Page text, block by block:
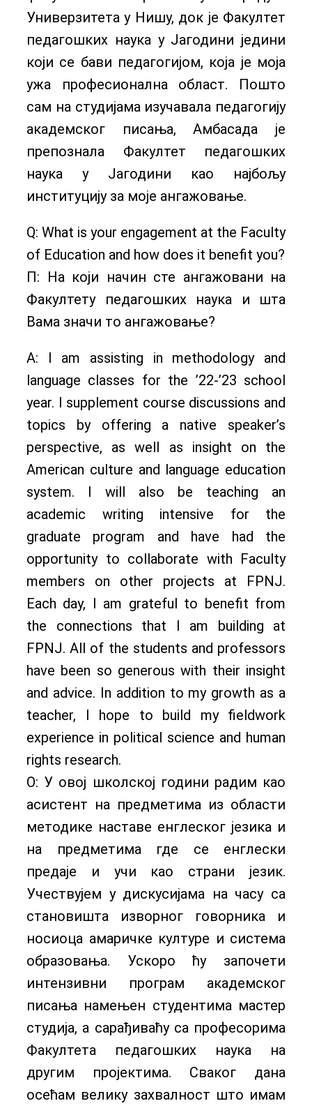
Универзитета у Нишу, док је Факултет
педагошких наука у Јагодини једини
који се бави педагогијом, која је моја
ужа професионална област. Пошто
сам на студијама изучавала педагогију
академског писања, Амбасада је
препознала Факултет педагошких
наука у Јагодини као најбољу
институцију за моје ангажовање.
Q: What is your engagement at the Faculty
of Education and how does it benefit you?
П: На који начин сте ангажовани на
Факултету педагошких наука и шта
Вама значи то ангажовање?
A: I am assisting in methodology and
language classes for the ’22-’23 school
year. I supplement course discussions and
topics by offering a native speaker’s
perspective, as well as insight on the
American culture and language education
system. I will also be teaching an
academic writing intensive for the
graduate program and have had the
opportunity to collaborate with Faculty
members on other projects at FPNJ.
Each day, I am grateful to benefit from
the connections that I am building at
FPNJ. All of the students and professors
have been so generous with their insight
and advice. In addition to my growth as a
teacher, I hope to build my fieldwork
experience in political science and human
rights research.
О: У овој школској години радим као
асистент на предметима из области
методике наставе енглеског језика и
на предметима где се енглески
предаје и учи као страни језик.
Учествујем у дискусијама на часу са
становишта изворног говорника и
носиоца амаричке културе и система
образовања. Ускоро ћу започети
интензивни програм академског
писања намењен студентима мастер
студија, а сарађиваћу са професорима
Факултета педагошких наука на
другим пројектима. Сваког дана
осећам велику захвалност што имам